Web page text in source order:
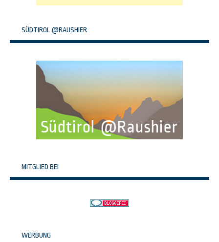
SÜDTIROL @RAUSHIER
MITGLIED BEI
WERBUNG